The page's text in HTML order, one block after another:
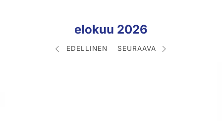
EDELLINEN
elokuu 2026
SEURAAVA